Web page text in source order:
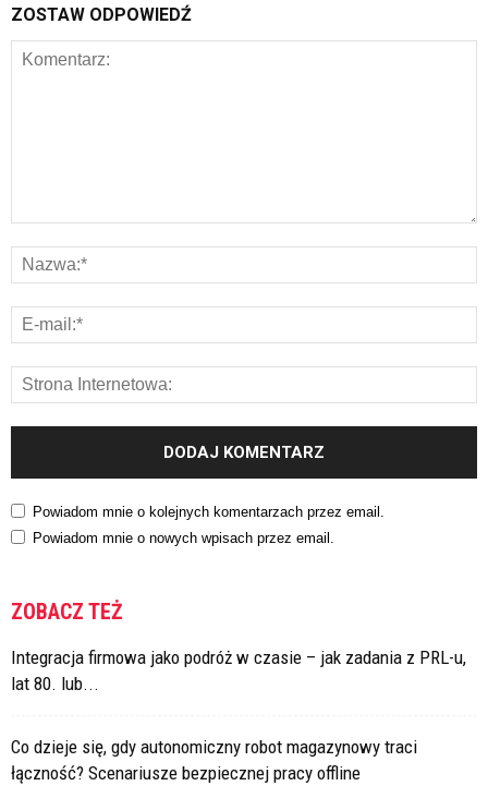
ZOSTAW ODPOWIEDŹ
Powiadom mnie o kolejnych komentarzach przez email.
Powiadom mnie o nowych wpisach przez email.
ZOBACZ TEŻ
Integracja firmowa jako podróż w czasie – jak zadania z PRL-u,
lat 80. lub...
Co dzieje się, gdy autonomiczny robot magazynowy traci
łączność? Scenariusze bezpiecznej pracy offline